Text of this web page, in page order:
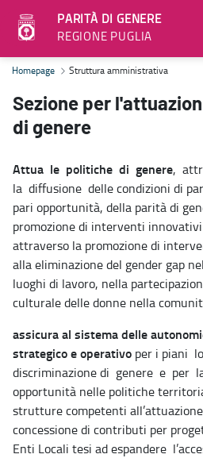
PARITÀ DI GENERE
REGIONE PUGLIA
Struttura amministrativa - Parità di
Homepage Struttura amministrativa
Sezione per
di genere
Attua le politiche di genere,
la diffusione delle condizioni di
pari opportunità, della parità di
promozione di interventi
attraverso la promozione di
alla eliminazione del gender gap
luoghi di lavoro, nella
culturale delle donne nella
assicura al sistema delle
strategico e operativo per i piani
discriminazione di genere e per
opportunità nelle politiche
strutture competenti
concessione di contributi per
Enti Locali tesi ad espandere